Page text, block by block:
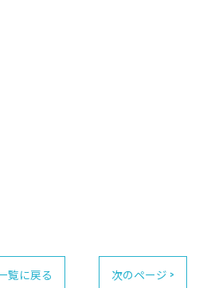
覧に戻る 次のページ >